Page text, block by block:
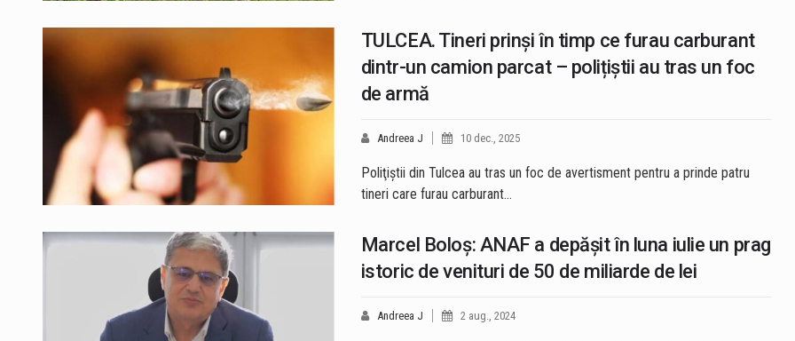
TULCEA. Tineri prinși în timp ce furau carburant
dintr-un camion parcat – polițiștii au tras un foc
de armă
Andreea J 10 dec., 2025
Poliţiştii din Tulcea au tras un foc de avertisment pentru a prinde patru
tineri care furau carburant…
Marcel Boloş: ANAF a depăşit în luna iulie un prag
istoric de venituri de 50 de miliarde de lei
Andreea J 2 aug., 2024